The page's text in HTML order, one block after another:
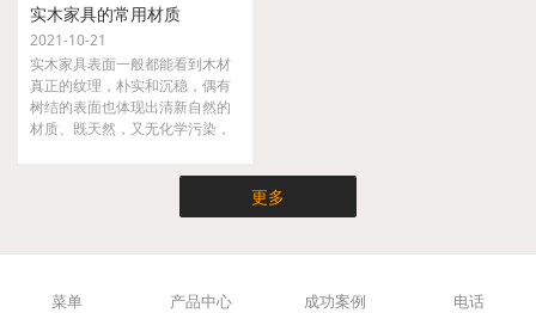
实木家具的常用材质
2021-10-21
实木家具表面一般都能看到木材
真正的纹理，朴实和沉稳，偶有
树结的表面也体现出清新自然的
材质、既天然，又无化学污染，
现代都市人崇尚大自然的家具。
更多
菜单 产品中心 成功案例 电话